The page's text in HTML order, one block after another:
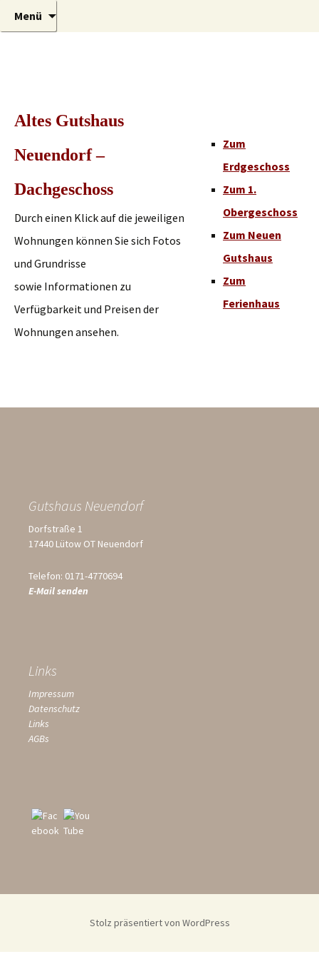
Gutshaus
Urlaub auf der Sonneninsel Usedom
Menü
Altes Gutshaus
Neuendorf –
Dachgeschoss
Durch einen Klick auf die jeweiligen
Wohnungen können Sie sich Fotos
und Grundrisse
sowie Informationen zu
Verfügbarkeit und Preisen der
Wohnungen ansehen.
Zum
Erdgeschoss
Zum 1.
Obergeschoss
Zum Neuen
Gutshaus
Zum
Ferienhaus
Gutshaus Neuendorf
Dorfstraße 1
17440 Lütow OT Neuendorf
Telefon: 0171-4770694
E-Mail senden
Links
Impressum
Datenschutz
Links
AGBs
Stolz präsentiert von WordPress